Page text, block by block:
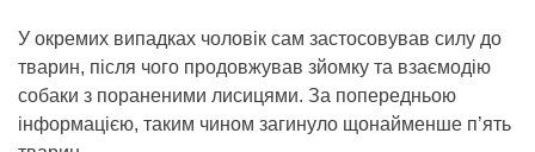
У окремих випадках чоловік сам застосовував силу до
тварин, після чого продовжував зйомку та взаємодію
собаки з пораненими лисицями. За попередньою
інформацією, таким чином загинуло щонайменше п’ять